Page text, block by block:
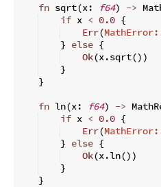
fn sqrt(x: f64) ->
if x < 0.0 {
Err(
} else {
Ok(x.sqrt())
}
}
fn ln(x: f64) ->
if x < 0.0 {
Err(
} else {
Ok(x.ln())
}
}